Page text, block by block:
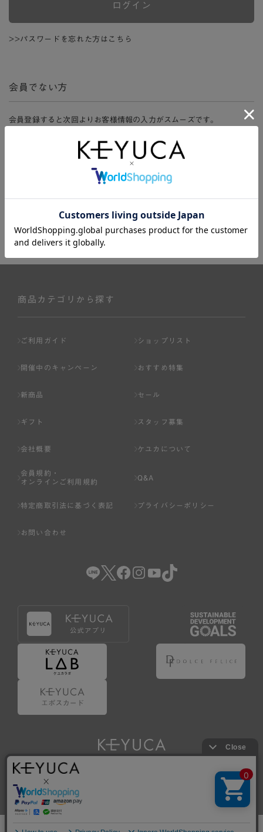
ログイン
>>パスワードを忘れた方はこちら
会員でない方
会員登録すると次回よりお客様情報の入力がスムーズです。
ージ、購入履歴をご利用いただけます。
商品カテゴリから探す
ご利用ガイド ショップリスト
開催中のキャンペーン おすすめ特集
新商品 セール
ギフト スタッフ募集
会社概要 ケユカについて
会員規約・
オンラインご利用規約
Q&A
特定商取引法に基づく表記 プライバシーポリシー
お問い合わせ
Copyright © KAWAJUN Co., Ltd. All Rights Reserved.